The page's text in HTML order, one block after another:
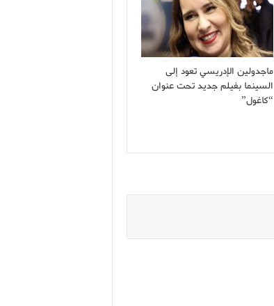
ماجدولين الإدريسي تعود إلى
السينما بفيلم جديد تحت عنوان
“كاغول”